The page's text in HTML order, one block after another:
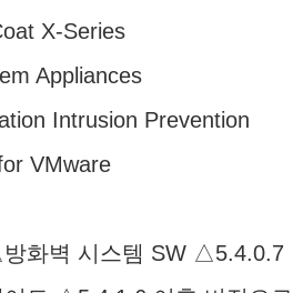
X-Series
Appliances
Intrusion Prevention
VMware
화벽 시스템 SW △5.4.0.7